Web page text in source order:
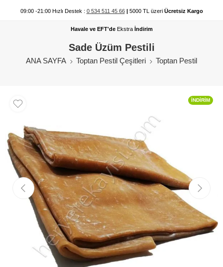
09:00 -21:00 Hızlı Destek : 0 534 511 45 66 |5000 TL üzeri Ücretsiz Kargo
Havale ve EFT'de Ekstraİndirim
Sade Üzüm Pestili
ANA SAYFA Toptan Pestil Çeşitleri Toptan Pestil
İNDIRIM